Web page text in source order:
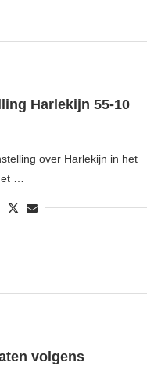
Harlekijn 55-10
over Harlekijn in het
…
volgens